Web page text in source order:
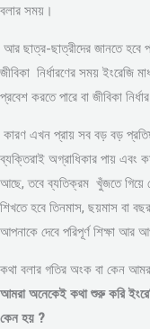
বলার সময়।
আর ছাত্র-ছাত্রীদের জানতে হবে
জীবিকা নির্ধারণের সময় ইংরেজি
প্রবেশ করতে পারে বা জীবিকা
কারণ এখন প্রায় সব বড় বড়
ব্যক্তিরাই অগ্রাধিকার পায় এবং
আছে, তবে ব্যতিক্রম খুঁজতে গিয়ে
শিখতে হবে তিনমাস, ছয়মাস বা
আপনাকে দেবে পরিপূর্ণ শিক্ষা আর
কথা বলার গতির অংক বা কেন
আমরা অনেকেই কথা শুরু করি
কেন হয় ?